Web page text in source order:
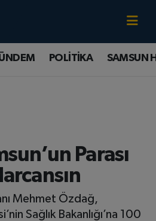
POLİTİKA SAMSUN
Parası
Mehmet Özdağ,
Sağlık Bakanlığı’na 100
Haritası
ve Fikstür